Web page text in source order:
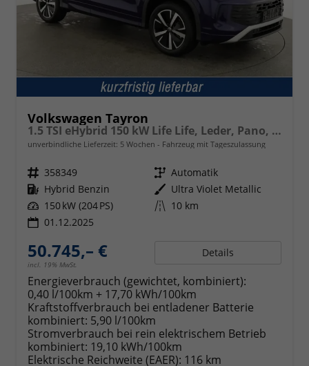
Volkswagen Tayron
1.5 TSI eHybrid 150 kW Life Life, Leder, Pano, HuD, AHK, AreaView, Side, Navi, Winter, 5-J. Garantie
unverbindliche Lieferzeit: 5 Wochen Fahrzeug mit Tageszulassung
Fahrzeugnr. 358349 Getriebe Automatik
Kraftstoff Hybrid Benzin Außenfarbe Ultra Violet Metallic
Leistung 150 kW (204 PS) Kilometerstand 10 km
01.12.2025
50.745,– €
incl. 19% MwSt.
Details
Energieverbrauch (gewichtet, kombiniert):
0,40 l/100km + 17,70 kWh/100km
Kraftstoffverbrauch bei entladener Batterie
kombiniert: 5,90 l/100km
Stromverbrauch bei rein elektrischem Betrieb
kombiniert: 19,10 kWh/100km
Elektrische Reichweite (EAER): 116 km